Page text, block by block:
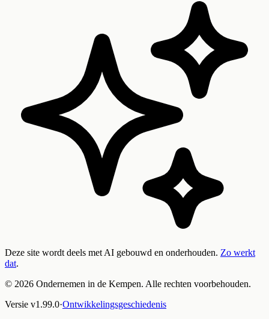
Deze site wordt deels met AI gebouwd en onderhouden. Zo werkt
dat.
© 2026 Ondernemen in de Kempen. Alle rechten voorbehouden.
Versie v1.99.0·Ontwikkelingsgeschiedenis